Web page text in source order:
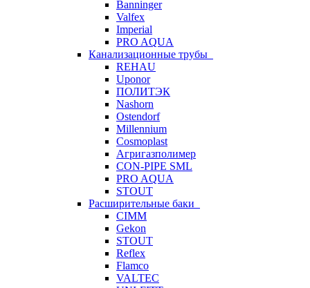
Banninger
Valfex
Imperial
PRO AQUA
Канализационные трубы
REHAU
Uponor
ПОЛИТЭК
Nashorn
Ostendorf
Millennium
Cosmoplast
Агригазполимер
CON-PIPE SML
PRO AQUA
STOUT
Расширительные баки
CIMM
Gekon
STOUT
Reflex
Flamco
VALTEC